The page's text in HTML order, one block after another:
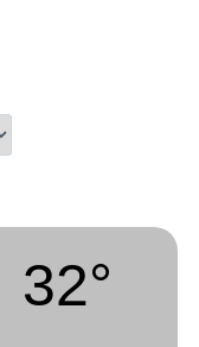
32°